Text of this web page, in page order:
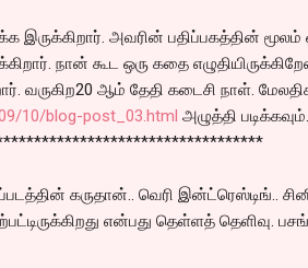
அவரின் பதிப்பகத்தின் மூலம்
நான் கூட ஒரு கதை
வருகிற20 ஆம் தேதி கடைசி நாள்.
10/blog-post_03.html அழுத்தி படிக்கவும்.
கருதான்.. வெரி இன்ட்ரெஸ்டிங்..
என்பது தெள்ளத் தெளிவு.